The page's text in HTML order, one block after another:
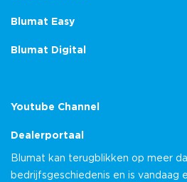
Blumat Easy
Blumat Digital
Youtube Channel
Dealerportaal
Blumat kan terugblikken op meer
bedrijfsgeschiedenis en is vandaag